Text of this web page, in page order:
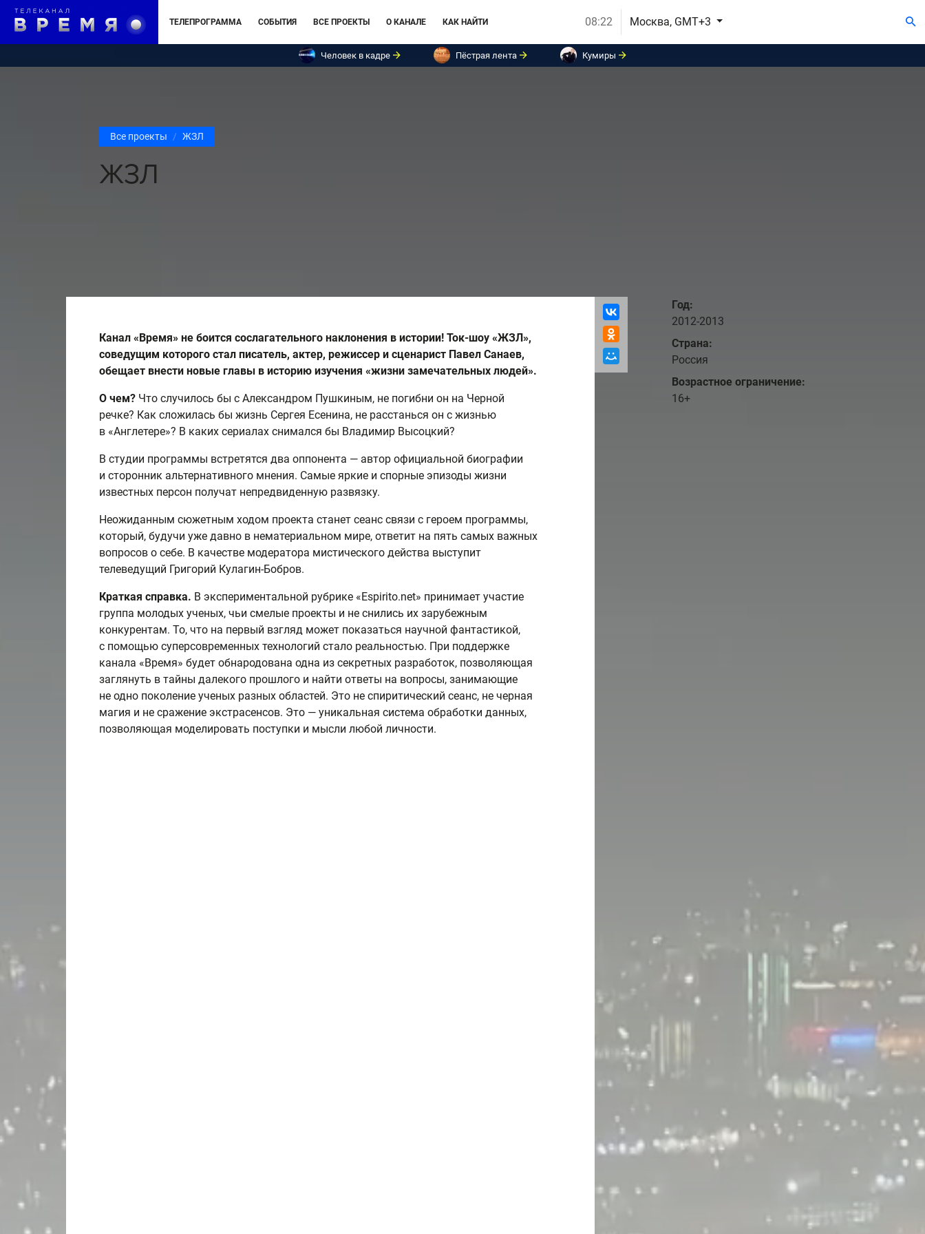
ТЕЛЕПРОГРАММА СОБЫТИЯ ВСЕ ПРОЕКТЫ О КАНАЛЕ КАК НАЙТИ 08:22 Москва, GMT+3
Человек в кадре Пёстрая лента Кумиры
Все проекты ЖЗЛ
ЖЗЛ
Канал «Время» не боится сослагательного наклонения в истории! Ток-шоу «ЖЗЛ»,
соведущим которого стал писатель, актер, режиссер и сценарист Павел Санаев,
обещает внести новые главы в историю изучения «жизни замечательных людей».
О чем? Что случилось бы с Александром Пушкиным, не погибни он на Черной
речке? Как сложилась бы жизнь Сергея Есенина, не расстанься он с жизнью
в «Англетере»? В каких сериалах снимался бы Владимир Высоцкий?
В студии программы встретятся два оппонента — автор официальной биографии
и сторонник альтернативного мнения. Самые яркие и спорные эпизоды жизни
известных персон получат непредвиденную развязку.
Неожиданным сюжетным ходом проекта станет сеанс связи с героем программы,
который, будучи уже давно в нематериальном мире, ответит на пять самых важных
вопросов о себе. В качестве модератора мистического действа выступит
телеведущий Григорий Кулагин-Бобров.
Краткая справка. В экспериментальной рубрике «Espirito.net» принимает участие
группа молодых ученых, чьи смелые проекты и не снились их зарубежным
конкурентам. То, что на первый взгляд может показаться научной фантастикой,
с помощью суперсовременных технологий стало реальностью. При поддержке
канала «Время» будет обнародована одна из секретных разработок, позволяющая
заглянуть в тайны далекого прошлого и найти ответы на вопросы, занимающие
не одно поколение ученых разных областей. Это не спиритический сеанс, не черная
магия и не сражение экстрасенсов. Это — уникальная система обработки данных,
позволяющая моделировать поступки и мысли любой личности.
Год:
2012-2013
Страна:
Россия
Возрастное ограничение:
16+